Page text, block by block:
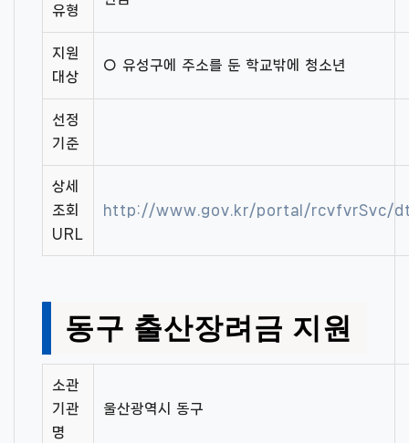
유형
지원
대상
○ 유성구에 주소를 둔 학교밖에 청소년
선정
기준
상세
조회
URL
http://www.gov.kr/portal/rcvfvrSvc/
동구 출산장려금 지원
소관
기관
명
울산광역시 동구